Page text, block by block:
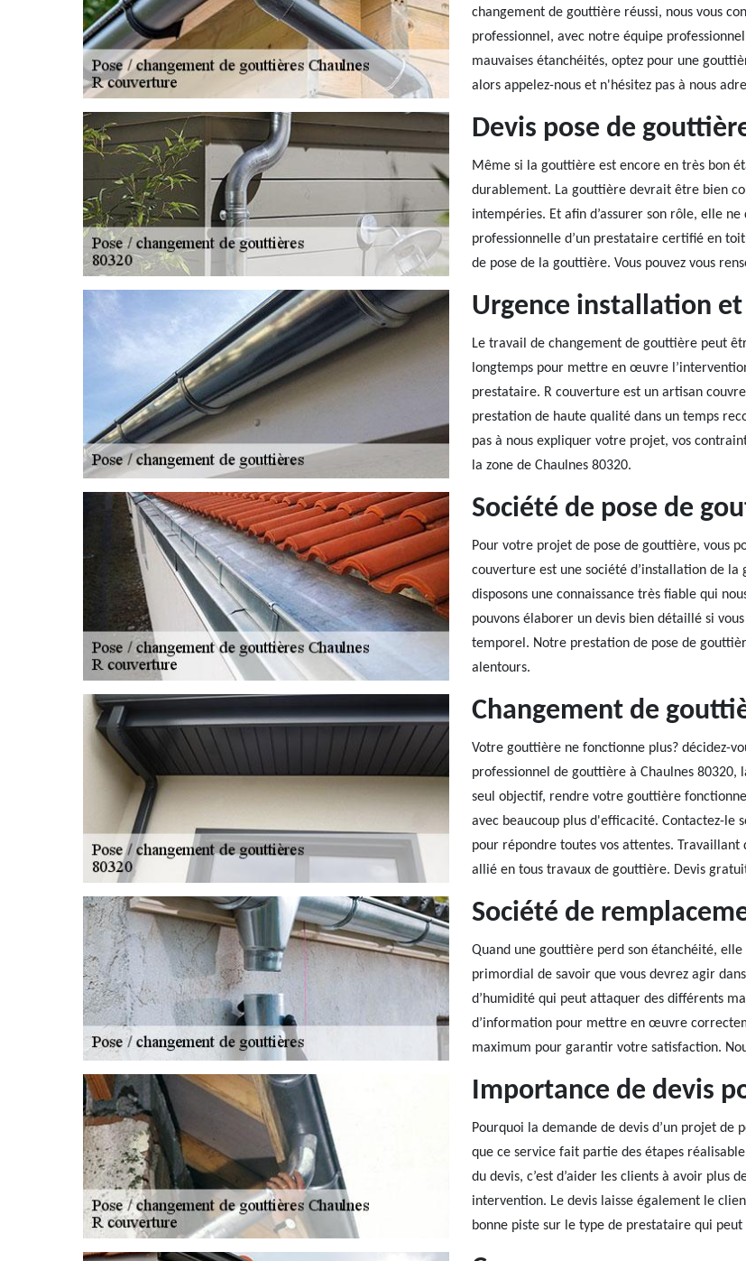
changement de gouttière réussi, nous vous
professionnel, avec notre équipe
mauvaises étanchéités, optez pour une
alors appelez-nous et n'hésitez pas à nous
Devis pose de
Même si la gouttière est encore en très bon
durablement. La gouttière devrait être bien
intempéries. Et afin d’assurer son rôle, elle
professionnelle d’un prestataire certifié en
de pose de la gouttière. Vous pouvez vous
Urgence installation
Le travail de changement de gouttière peut
longtemps pour mettre en œuvre
prestataire. R couverture est un artisan
prestation de haute qualité dans un temps
pas à nous expliquer votre projet, vos
la zone de Chaulnes 80320.
Société de pose de
Pour votre projet de pose de gouttière, vous
couverture est une société d’installation de la
disposons une connaissance très fiable qui
pouvons élaborer un devis bien détaillé si
temporel. Notre prestation de pose de
alentours.
Changement de
Votre gouttière ne fonctionne plus? décidez-
professionnel de gouttière à Chaulnes
seul objectif, rendre votre gouttière
avec beaucoup plus d'efficacité. Contactez-
pour répondre toutes vos attentes. Travaillant
allié en tous travaux de gouttière. Devis
Société de
Quand une gouttière perd son étanchéité,
primordial de savoir que vous devrez agir
d’humidité qui peut attaquer des différents
d’information pour mettre en œuvre
maximum pour garantir votre satisfaction.
Importance de devis
Pourquoi la demande de devis d’un projet de
que ce service fait partie des étapes
du devis, c’est d’aider les clients à avoir plus
intervention. Le devis laisse également le
bonne piste sur le type de prestataire qui